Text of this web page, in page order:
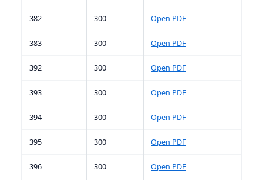
382 300 Open PDF
383 300 Open PDF
392 300 Open PDF
393 300 Open PDF
394 300 Open PDF
395 300 Open PDF
396 300 Open PDF